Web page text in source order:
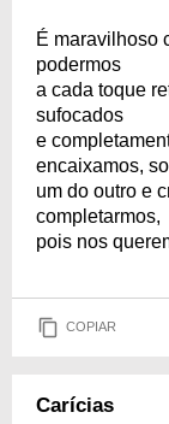
É maravilhoso
podermos
a cada toque
sufocados
e
encaixamos,
um do outro e
completarmos,
pois nos
COPIAR
Carícias